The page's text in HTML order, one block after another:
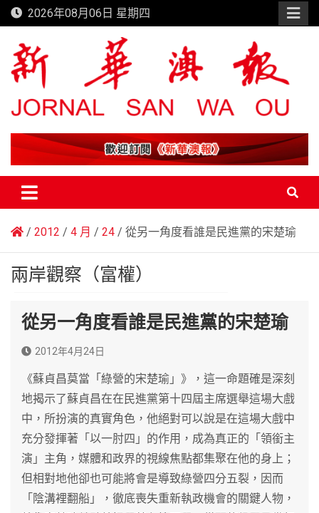
Skip
to
content
2026年08月06日 星期四
新華澳報
2012 4 月 24 從另一角度看誰是民進黨的宋楚瑜
兩岸觀察（富權）
從另一角度看誰是民進黨的宋楚瑜
2012年4月24日
《蘇貞昌莫當「綠營的宋楚瑜」》，這一命題確是深刻
地揭示了蘇貞昌在在民進黨第十四屆主席選舉這場大戲
中，所扮演的真實角色，他絕對可以說是在這場大戲中
充分發揮著「以一肘四」的作用，成為真正的「領銜主
演」主角，媒體和政界的視線焦點都集聚在他的身上；
但相對地他卻也可能將會是導致綠營四分五裂，因而
「陰溝裡翻船」，徹底喪失重新執政機會的關鍵人物，